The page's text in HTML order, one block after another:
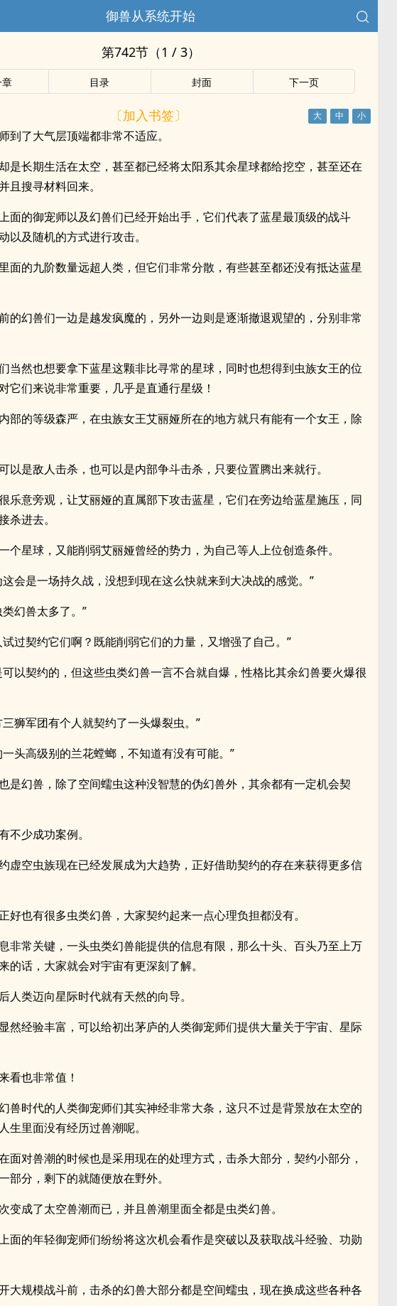
御兽从系统开始
第742节（1 / 3）
目录 封面 下一页
〔加入书签〕
到了大气层顶端都非常不适应。
是长期生活在太空，甚至都已经将太阳系其余星球都给挖空，甚至还在
且搜寻材料回来。
面的御宠师以及幻兽们已经开始出手，它们代表了蓝星最顶级的战斗
以及随机的方式进行攻击。
面的九阶数量远超人类，但它们非常分散，有些甚至都还没有抵达蓝星
的幻兽们一边是越发疯魔的，另外一边则是逐渐撤退观望的，分别非常
当然也想要拿下蓝星这颗非比寻常的星球，同时也想得到虫族女王的位
它们来说非常重要，几乎是直通行星级！
部的等级森严，在虫族女王艾丽娅所在的地方就只有能有一个女王，除
以是敌人击杀，也可以是内部争斗击杀，只要位置腾出来就行。
乐意旁观，让艾丽娅的直属部下攻击蓝星，它们在旁边给蓝星施压，同
杀进去。
个星球，又能削弱艾丽娅曾经的势力，为自己等人上位创造条件。
这会是一场持久战，没想到现在这么快就来到大决战的感觉。”
幻兽太多了。”
试过契约它们啊？既能削弱它们的力量，又增强了自己。”
可以契约的，但这些虫类幻兽一言不合就自爆，性格比其余幻兽要火爆很
三狮军团有个人就契约了一头爆裂虫。”
一头高级别的兰花螳螂，不知道有没有可能。”
是幻兽，除了空间蠕虫这种没智慧的伪幻兽外，其余都有一定机会契
不少成功案例。
虚空虫族现在已经发展成为大趋势，正好借助契约的存在来获得更多信
好也有很多虫类幻兽，大家契约起来一点心理负担都没有。
非常关键，一头虫类幻兽能提供的信息有限，那么十头、百头乃至上万
的话，大家就会对宇宙有更深刻了解。
人类迈向星际时代就有天然的向导。
然经验丰富，可以给初出茅庐的人类御宠师们提供大量关于宇宙、星际
看也非常值！
兽时代的人类御宠师们其实神经非常大条，这只不过是背景放在太空的
生里面没有经历过兽潮呢。
面对兽潮的时候也是采用现在的处理方式，击杀大部分，契约小部分，
部分，剩下的就随便放在野外。
变成了太空兽潮而已，并且兽潮里面全都是虫类幻兽。
面的年轻御宠师们纷纷将这次机会看作是突破以及获取战斗经验、功勋
大规模战斗前，击杀的幻兽大部分都是空间蠕虫，现在换成这些各种各